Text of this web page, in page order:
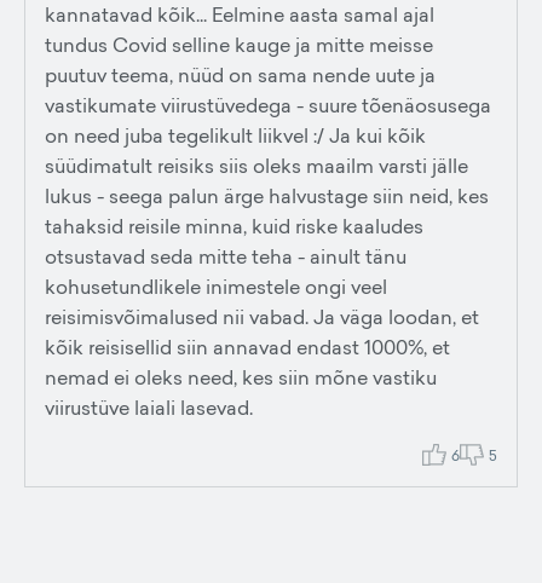
kannatavad kõik... Eelmine aasta samal ajal
tundus Covid selline kauge ja mitte meisse
puutuv teema, nüüd on sama nende uute ja
vastikumate viirustüvedega - suure tõenäosusega
on need juba tegelikult liikvel :/ Ja kui kõik
süüdimatult reisiks siis oleks maailm varsti jälle
lukus - seega palun ärge halvustage siin neid, kes
tahaksid reisile minna, kuid riske kaaludes
otsustavad seda mitte teha - ainult tänu
kohusetundlikele inimestele ongi veel
reisimisvõimalused nii vabad. Ja väga loodan, et
kõik reisisellid siin annavad endast 1000%, et
nemad ei oleks need, kes siin mõne vastiku
viirustüve laiali lasevad.
6 5